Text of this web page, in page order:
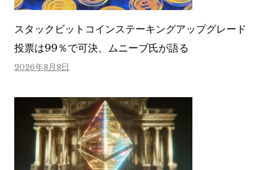
スタックビットコインステーキングアップグレード
投票は99％で可決、ムニーブ氏が語る
2026年8月8日